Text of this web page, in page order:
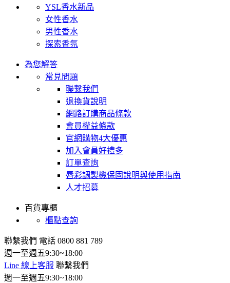
YSL香水新品
女性香水
男性香水
探索香氛
為您解答
常見問題
聯繫我們
退換貨說明
網路訂購商品條款
會員權益條款
官網購物4大優惠
加入會員好禮多
訂單查詢
唇彩調製機保固說明與使用指南
人才招募
百貨專櫃
櫃點查詢
聯繫我們 電話 0800 881 789
週一至週五9:30~18:00
Line 線上客服 聯繫我們
週一至週五9:30~18:00